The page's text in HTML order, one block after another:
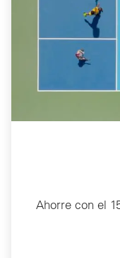
Ahorre con el